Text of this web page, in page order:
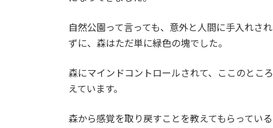
自然公園って言っても、意外と人間に手入れさ
ずに、森はただ単に緑色の塊でした。
森にマインドコントロールされて、ここのとこ
えています。
森から感覚を取り戻すことを教えてもらってい